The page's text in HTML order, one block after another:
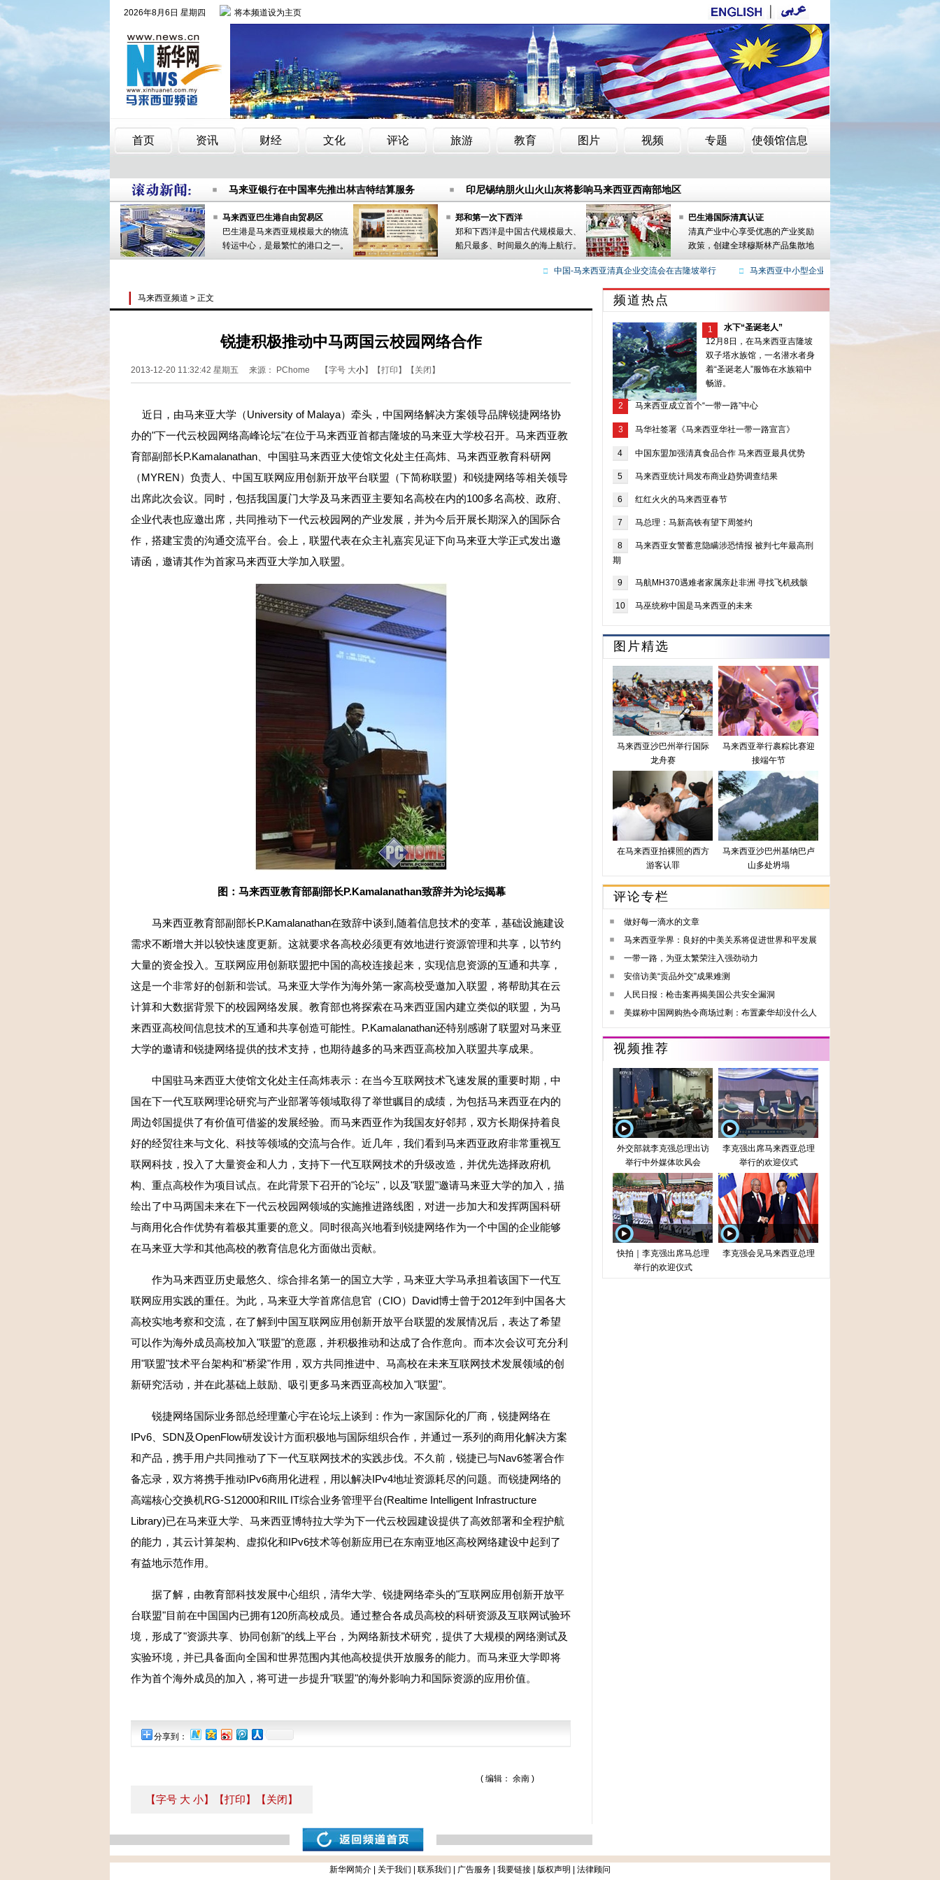
“文化中国·四海同春”艺术团在马来西亚演出 马来西亚遭遇大量撤资 金额已超过2亿美元
南洋富豪榜出炉 华裔郭鹤年重夺大马首富宝座 马来西亚外交官在瑞典因打孩子被拘捕
“文化中国·四海同春”艺术团在马来西亚演出 马来西亚遭遇大量撤资 金额已超过2亿美元
马来亚银行在中国率先推出林吉特结算服务 印尼锡纳朋火山火山灰将影响马来西亚西南部地区
南洋富豪榜出炉 华裔郭鹤年重夺大马首富宝座 马来西亚外交官在瑞典因打孩子被拘捕
马来西亚巴生港自由贸易区
巴生港是马来西亚规模最大的物流
转运中心，是最繁忙的港口之一。
郑和第一次下西洋
郑和下西洋是中国古代规模最大、
船只最多、时间最久的海上航行。
巴生港国际清真认证
清真产业中心享受优惠的产业奖励
政策，创建全球穆斯林产品集散地
中国-马来西亚清真企业交流会在吉隆坡举行 马来西亚中小型企业工会愿助中国清真企业开拓国际市
马来西亚频道 > 正文
锐捷积极推动中马两国云校园网络合作
2013-12-20 11:32:42 星期五 来源： PChome 【字号 大小】【打印 】【 关闭 】
近日，由马来亚大学（University of Malaya）牵头，中国网络解决方案领导品牌锐捷网络协
办的"下一代云校园网络高峰论坛"在位于马来西亚首都吉隆坡的马来亚大学校召开。马来西亚教
育部副部长P.Kamalanathan、中国驻马来西亚大使馆文化处主任高炜、马来西亚教育科研网
（MYREN）负责人、中国互联网应用创新开放平台联盟（下简称联盟）和锐捷网络等相关领导
出席此次会议。同时，包括我国厦门大学及马来西亚主要知名高校在内的100多名高校、政府、
企业代表也应邀出席，共同推动下一代云校园网的产业发展，并为今后开展长期深入的国际合
作，搭建宝贵的沟通交流平台。会上，联盟代表在众主礼嘉宾见证下向马来亚大学正式发出邀
请函，邀请其作为首家马来西亚大学加入联盟。
图：马来西亚教育部副部长P.Kamalanathan致辞并为论坛揭幕
马来西亚教育部副部长P.Kamalanathan在致辞中谈到,随着信息技术的变革，基础设施建设
需求不断增大并以较快速度更新。这就要求各高校必须更有效地进行资源管理和共享，以节约
大量的资金投入。互联网应用创新联盟把中国的高校连接起来，实现信息资源的互通和共享，
这是一个非常好的创新和尝试。马来亚大学作为海外第一家高校受邀加入联盟，将帮助其在云
计算和大数据背景下的校园网络发展。教育部也将探索在马来西亚国内建立类似的联盟，为马
来西亚高校间信息技术的互通和共享创造可能性。P.Kamalanathan还特别感谢了联盟对马来亚
大学的邀请和锐捷网络提供的技术支持，也期待越多的马来西亚高校加入联盟共享成果。
中国驻马来西亚大使馆文化处主任高炜表示：在当今互联网技术飞速发展的重要时期，中
国在下一代互联网理论研究与产业部署等领域取得了举世瞩目的成绩，为包括马来西亚在内的
周边邻国提供了有价值可借鉴的发展经验。而马来西亚作为我国友好邻邦，双方长期保持着良
好的经贸往来与文化、科技等领域的交流与合作。近几年，我们看到马来西亚政府非常重视互
联网科技，投入了大量资金和人力，支持下一代互联网技术的升级改造，并优先选择政府机
构、重点高校作为项目试点。在此背景下召开的"论坛"，以及"联盟"邀请马来亚大学的加入，描
绘出了中马两国未来在下一代云校园网领域的实施推进路线图，对进一步加大和发挥两国科研
与商用化合作优势有着极其重要的意义。同时很高兴地看到锐捷网络作为一个中国的企业能够
在马来亚大学和其他高校的教育信息化方面做出贡献。
作为马来西亚历史最悠久、综合排名第一的国立大学，马来亚大学马承担着该国下一代互
联网应用实践的重任。为此，马来亚大学首席信息官（CIO）David博士曾于2012年到中国各大
高校实地考察和交流，在了解到中国互联网应用创新开放平台联盟的发展情况后，表达了希望
可以作为海外成员高校加入"联盟"的意愿，并积极推动和达成了合作意向。而本次会议可充分利
用"联盟"技术平台架构和"桥梁"作用，双方共同推进中、马高校在未来互联网技术发展领域的创
新研究活动，并在此基础上鼓励、吸引更多马来西亚高校加入"联盟"。
锐捷网络国际业务部总经理董心宇在论坛上谈到：作为一家国际化的厂商，锐捷网络在
IPv6、SDN及OpenFlow研发设计方面积极地与国际组织合作，并通过一系列的商用化解决方案
和产品，携手用户共同推动了下一代互联网技术的实践步伐。不久前，锐捷已与Nav6签署合作
备忘录，双方将携手推动IPv6商用化进程，用以解决IPv4地址资源耗尽的问题。而锐捷网络的
高端核心交换机RG-S12000和RIIL IT综合业务管理平台(Realtime Intelligent Infrastructure
Library)已在马来亚大学、马来西亚博特拉大学为下一代云校园建设提供了高效部署和全程护航
的能力，其云计算架构、虚拟化和IPv6技术等创新应用已在东南亚地区高校网络建设中起到了
有益地示范作用。
据了解，由教育部科技发展中心组织，清华大学、锐捷网络牵头的"互联网应用创新开放平
台联盟"目前在中国国内已拥有120所高校成员。通过整合各成员高校的科研资源及互联网试验环
境，形成了"资源共享、协同创新"的线上平台，为网络新技术研究，提供了大规模的网络测试及
实验环境，并已具备面向全国和世界范围内其他高校提供开放服务的能力。而马来亚大学即将
作为首个海外成员的加入，将可进一步提升"联盟"的海外影响力和国际资源的应用价值。
分享到：
( 编辑： 余南 )
【字号 大 小】 【打印】 【关闭】
新华网简介 关于我们 联系我们 广告服务 我要链接 版权声明 法律顾问